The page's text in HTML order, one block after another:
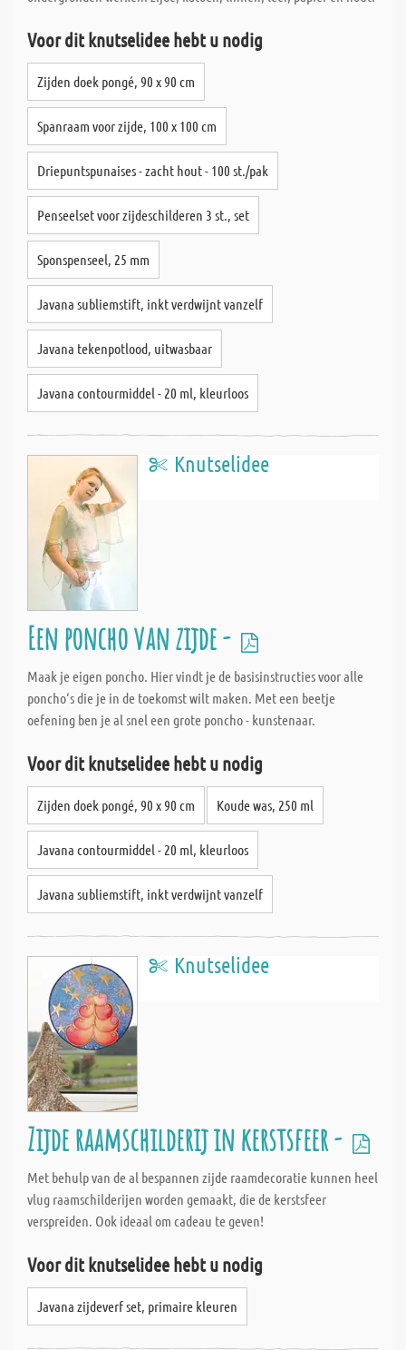
Voor dit knutselidee hebt u nodig
Zijden doek pongé, 90 x 90 cm
Spanraam voor zijde, 100 x 100 cm
Driepuntspunaises - zacht hout - 100 st./pak
Penseelset voor zijdeschilderen 3 st., set
Sponspenseel, 25 mm
Javana subliemstift, inkt verdwijnt vanzelf
Javana tekenpotlood, uitwasbaar
Javana contourmiddel - 20 ml, kleurloos
Knutselidee
Een poncho van zijde -
Maak je eigen poncho. Hier vindt je de basisinstructies voor alle
poncho‘s die je in de toekomst wilt maken. Met een beetje
oefening ben je al snel een grote poncho - kunstenaar.
Voor dit knutselidee hebt u nodig
Zijden doek pongé, 90 x 90 cm Koude was, 250 ml
Javana contourmiddel - 20 ml, kleurloos
Javana subliemstift, inkt verdwijnt vanzelf
Knutselidee
Zijde raamschilderij in kerstsfeer -
Met behulp van de al bespannen zijde raamdecoratie kunnen heel
vlug raamschilderijen worden gemaakt, die de kerstsfeer
verspreiden. Ook ideaal om cadeau te geven!
Voor dit knutselidee hebt u nodig
Javana zijdeverf set, primaire kleuren